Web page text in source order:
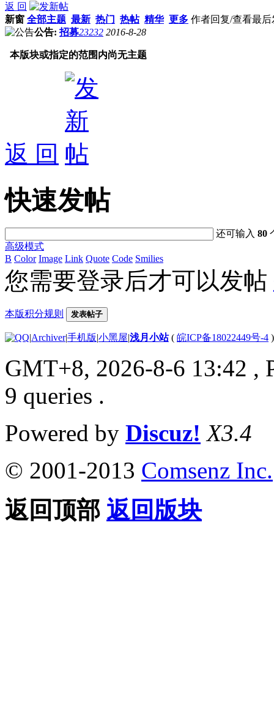
返 回
新窗 全部主题 最新 热门 热帖 精华 更多 作者回复/查看最后
公告: 招募23232 2016-8-28
本版块或指定的范围内尚无主题
返 回
快速发帖
还可输入80
高级模式
B Color Image Link Quote Code Smilies
您需要登录后才可以发帖
本版积分规则 发表帖子
|Archiver|手机版|小黑屋|浅月小站( 皖ICP备18022449号-4 )
GMT+8, 2026-8-6 13:42 ,
9 queries .
Powered by Discuz! X3.4
© 2001-2013 Comsenz Inc.
返回顶部 返回版块